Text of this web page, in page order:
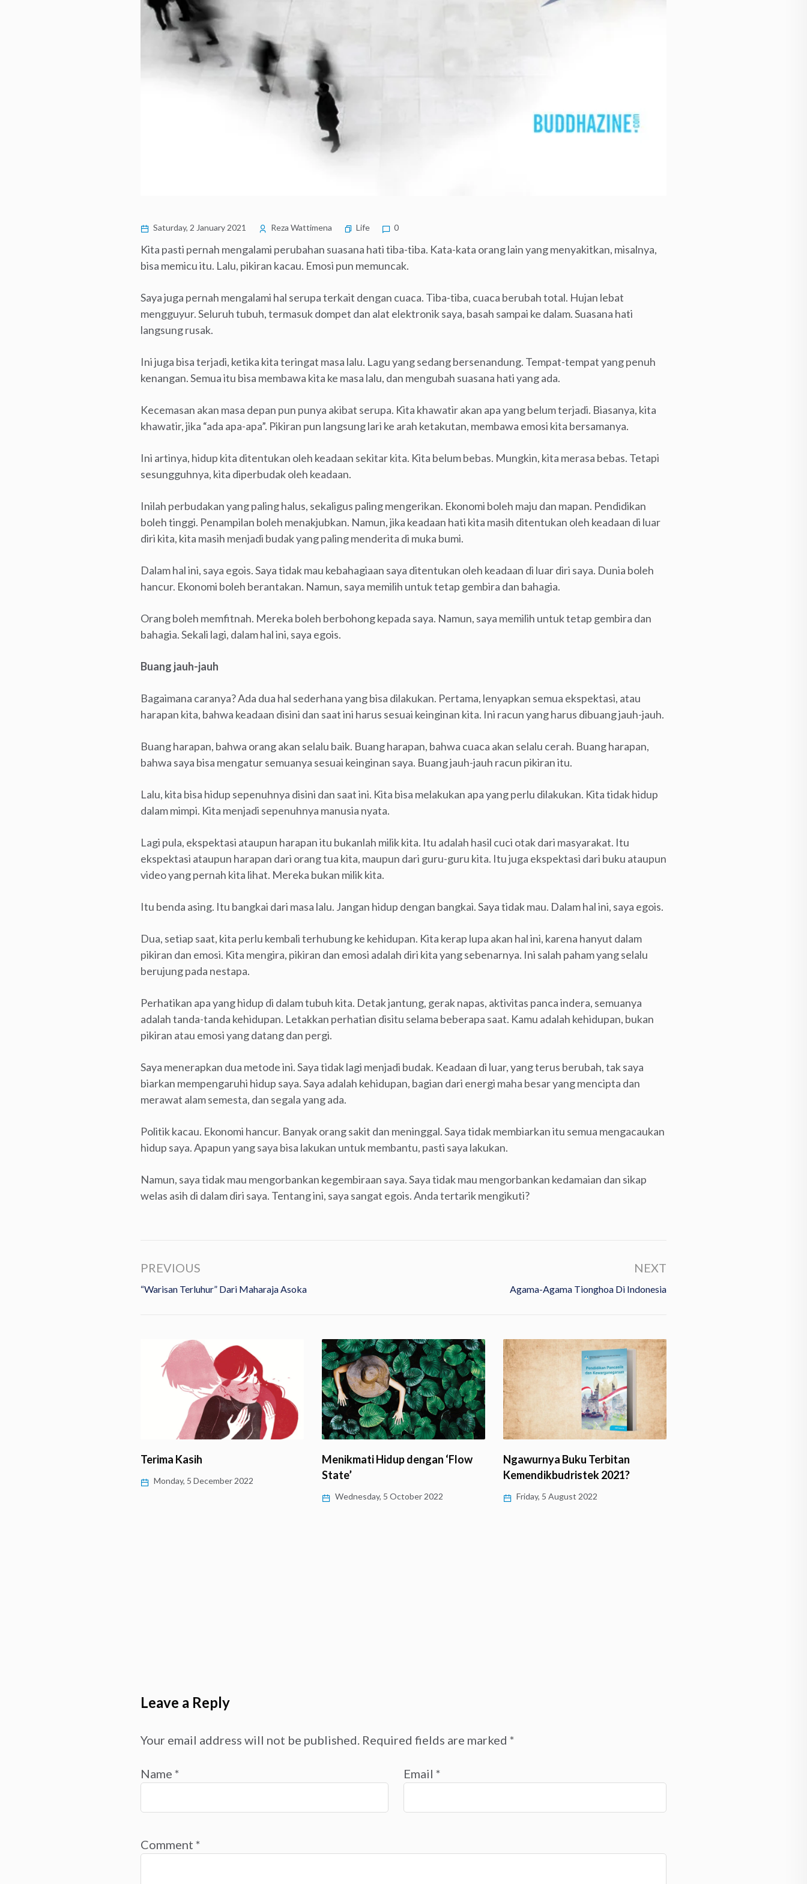
Saturday, 2 January 2021 Reza Wattimena Life 0
Kita pasti pernah mengalami perubahan suasana hati tiba-tiba. Kata-kata orang lain yang menyakitkan, misalnya,
bisa memicu itu. Lalu, pikiran kacau. Emosi pun memuncak.
Saya juga pernah mengalami hal serupa terkait dengan cuaca. Tiba-tiba, cuaca berubah total. Hujan lebat
mengguyur. Seluruh tubuh, termasuk dompet dan alat elektronik saya, basah sampai ke dalam. Suasana hati
langsung rusak.
Ini juga bisa terjadi, ketika kita teringat masa lalu. Lagu yang sedang bersenandung. Tempat-tempat yang penuh
kenangan. Semua itu bisa membawa kita ke masa lalu, dan mengubah suasana hati yang ada.
Kecemasan akan masa depan pun punya akibat serupa. Kita khawatir akan apa yang belum terjadi. Biasanya, kita
khawatir, jika “ada apa-apa”. Pikiran pun langsung lari ke arah ketakutan, membawa emosi kita bersamanya.
Ini artinya, hidup kita ditentukan oleh keadaan sekitar kita. Kita belum bebas. Mungkin, kita merasa bebas. Tetapi
sesungguhnya, kita diperbudak oleh keadaan.
Inilah perbudakan yang paling halus, sekaligus paling mengerikan. Ekonomi boleh maju dan mapan. Pendidikan
boleh tinggi. Penampilan boleh menakjubkan. Namun, jika keadaan hati kita masih ditentukan oleh keadaan di luar
diri kita, kita masih menjadi budak yang paling menderita di muka bumi.
Dalam hal ini, saya egois. Saya tidak mau kebahagiaan saya ditentukan oleh keadaan di luar diri saya. Dunia boleh
hancur. Ekonomi boleh berantakan. Namun, saya memilih untuk tetap gembira dan bahagia.
Orang boleh memfitnah. Mereka boleh berbohong kepada saya. Namun, saya memilih untuk tetap gembira dan
bahagia. Sekali lagi, dalam hal ini, saya egois.
Buang jauh-jauh
Bagaimana caranya? Ada dua hal sederhana yang bisa dilakukan. Pertama, lenyapkan semua ekspektasi, atau
harapan kita, bahwa keadaan disini dan saat ini harus sesuai keinginan kita. Ini racun yang harus dibuang jauh-jauh.
Buang harapan, bahwa orang akan selalu baik. Buang harapan, bahwa cuaca akan selalu cerah. Buang harapan,
bahwa saya bisa mengatur semuanya sesuai keinginan saya. Buang jauh-jauh racun pikiran itu.
Lalu, kita bisa hidup sepenuhnya disini dan saat ini. Kita bisa melakukan apa yang perlu dilakukan. Kita tidak hidup
dalam mimpi. Kita menjadi sepenuhnya manusia nyata.
Lagi pula, ekspektasi ataupun harapan itu bukanlah milik kita. Itu adalah hasil cuci otak dari masyarakat. Itu
ekspektasi ataupun harapan dari orang tua kita, maupun dari guru-guru kita. Itu juga ekspektasi dari buku ataupun
video yang pernah kita lihat. Mereka bukan milik kita.
Itu benda asing. Itu bangkai dari masa lalu. Jangan hidup dengan bangkai. Saya tidak mau. Dalam hal ini, saya egois.
Dua, setiap saat, kita perlu kembali terhubung ke kehidupan. Kita kerap lupa akan hal ini, karena hanyut dalam
pikiran dan emosi. Kita mengira, pikiran dan emosi adalah diri kita yang sebenarnya. Ini salah paham yang selalu
berujung pada nestapa.
Perhatikan apa yang hidup di dalam tubuh kita. Detak jantung, gerak napas, aktivitas panca indera, semuanya
adalah tanda-tanda kehidupan. Letakkan perhatian disitu selama beberapa saat. Kamu adalah kehidupan, bukan
pikiran atau emosi yang datang dan pergi.
Saya menerapkan dua metode ini. Saya tidak lagi menjadi budak. Keadaan di luar, yang terus berubah, tak saya
biarkan mempengaruhi hidup saya. Saya adalah kehidupan, bagian dari energi maha besar yang mencipta dan
merawat alam semesta, dan segala yang ada.
Politik kacau. Ekonomi hancur. Banyak orang sakit dan meninggal. Saya tidak membiarkan itu semua mengacaukan
hidup saya. Apapun yang saya bisa lakukan untuk membantu, pasti saya lakukan.
Namun, saya tidak mau mengorbankan kegembiraan saya. Saya tidak mau mengorbankan kedamaian dan sikap
welas asih di dalam diri saya. Tentang ini, saya sangat egois. Anda tertarik mengikuti?
PREVIOUS
“Warisan Terluhur” Dari Maharaja Asoka
NEXT
Agama-Agama Tionghoa Di Indonesia
Terima Kasih
Monday, 5 December 2022
Menikmati Hidup dengan ‘Flow
State’
Wednesday, 5 October 2022
Ngawurnya Buku Terbitan
Kemendikbudristek 2021?
Friday, 5 August 2022
Leave a Reply
Your email address will not be published. Required fields are marked *
Name * Email *
Comment *